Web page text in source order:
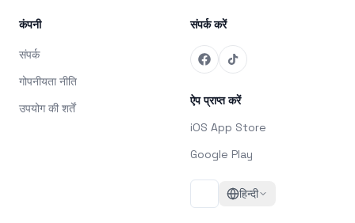
कंपनी
संपर्क
गोपनीयता नीति
उपयोग की शर्तें
संपर्क करें
ऐप प्राप्त करें
iOS App Store
Google Play
हिन्दी